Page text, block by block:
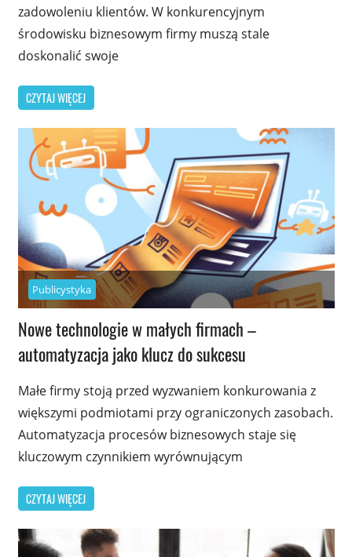
zadowoleniu klientów. W konkurencyjnym
środowisku biznesowym firmy muszą stale
doskonalić swoje
CZYTAJ WIĘCEJ
Publicystyka
Nowe technologie w małych firmach –
automatyzacja jako klucz do sukcesu
Małe firmy stoją przed wyzwaniem konkurowania z
większymi podmiotami przy ograniczonych zasobach.
Automatyzacja procesów biznesowych staje się
kluczowym czynnikiem wyrównującym
CZYTAJ WIĘCEJ